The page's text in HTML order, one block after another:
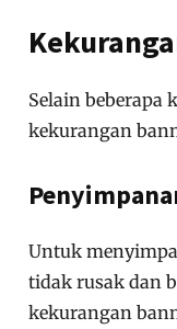
Selain beberapa
kekurangan
Untuk
tidak rusak dan
kekurangan